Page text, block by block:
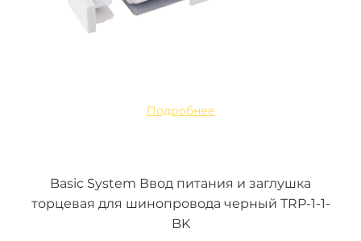
Подробнее
Basic System Ввод питания и заглушка
торцевая для шинопровода черный TRP-1-1-
BK